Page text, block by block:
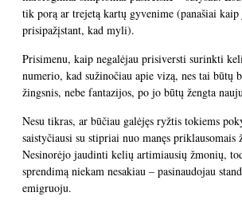
tik porą ar trejetą kartų gyvenime (panašiai kaip
prisipažįstant, kad myli).
Prisimenu, kaip negalėjau prisiversti surinkti
numerio, kad sužinočiau apie vizą, nes tai būtų
žingsnis, nebe fantazijos, po jo būtų žengta
Nesu tikras, ar būčiau galėjęs ryžtis tokiems
saistyčiausi su stipriai nuo manęs priklausomais
Nesinorėjo jaudinti kelių artimiausių žmonių,
sprendimą niekam nesakiau – pasinaudojau
emigruoju.